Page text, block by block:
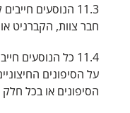
11.3 הנוסעים
חבר צוות, הקברניט
11.4 כל הנוסעים
על הסיפונים
הסיפונים או בכל